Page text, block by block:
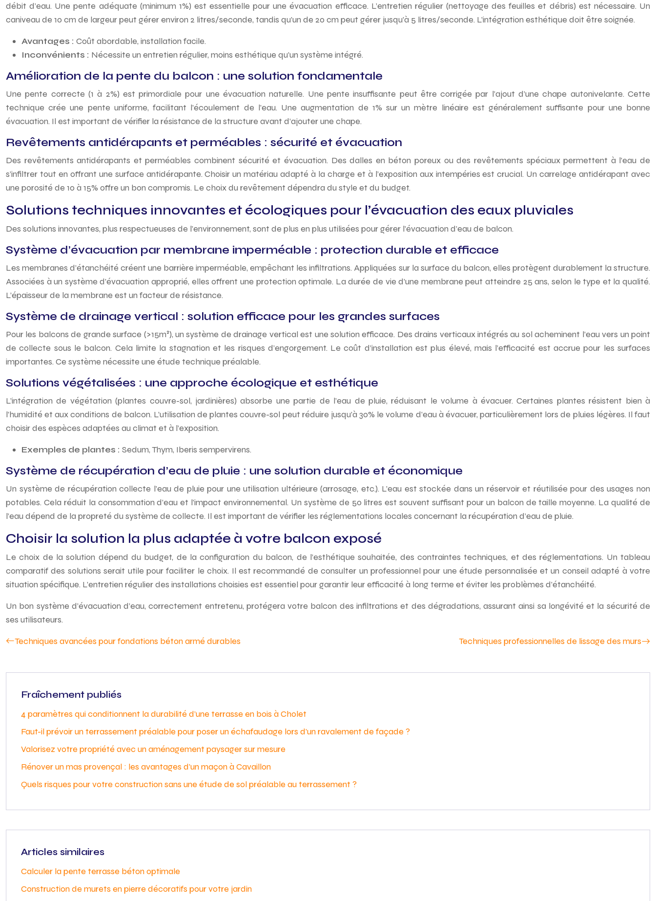
débit d’eau. Une pente adéquate (minimum 1%) est essentielle pour une évacuation efficace. L’entretien régulier (nettoyage des feuilles et débris) est nécessaire. Un
caniveau de 10 cm de largeur peut gérer environ 2 litres/seconde, tandis qu’un de 20 cm peut gérer jusqu’à 5 litres/seconde. L’intégration esthétique doit être soignée.
Avantages : Coût abordable, installation facile.
Inconvénients : Nécessite un entretien régulier, moins esthétique qu’un système intégré.
Amélioration de la pente du balcon : une solution fondamentale
Une pente correcte (1 à 2%) est primordiale pour une évacuation naturelle. Une pente insuffisante peut être corrigée par l’ajout d’une chape autonivelante. Cette
technique crée une pente uniforme, facilitant l’écoulement de l’eau. Une augmentation de 1% sur un mètre linéaire est généralement suffisante pour une bonne
évacuation. Il est important de vérifier la résistance de la structure avant d’ajouter une chape.
Revêtements antidérapants et perméables : sécurité et évacuation
Des revêtements antidérapants et perméables combinent sécurité et évacuation. Des dalles en béton poreux ou des revêtements spéciaux permettent à l’eau de
s’infiltrer tout en offrant une surface antidérapante. Choisir un matériau adapté à la charge et à l’exposition aux intempéries est crucial. Un carrelage antidérapant avec
une porosité de 10 à 15% offre un bon compromis. Le choix du revêtement dépendra du style et du budget.
Solutions techniques innovantes et écologiques pour l’évacuation des eaux pluviales
Des solutions innovantes, plus respectueuses de l’environnement, sont de plus en plus utilisées pour gérer l’évacuation d’eau de balcon.
Système d’évacuation par membrane imperméable : protection durable et efficace
Les membranes d’étanchéité créent une barrière imperméable, empêchant les infiltrations. Appliquées sur la surface du balcon, elles protègent durablement la structure.
Associées à un système d’évacuation approprié, elles offrent une protection optimale. La durée de vie d’une membrane peut atteindre 25 ans, selon le type et la qualité.
L’épaisseur de la membrane est un facteur de résistance.
Système de drainage vertical : solution efficace pour les grandes surfaces
Pour les balcons de grande surface (>15m²), un système de drainage vertical est une solution efficace. Des drains verticaux intégrés au sol acheminent l’eau vers un point
de collecte sous le balcon. Cela limite la stagnation et les risques d’engorgement. Le coût d’installation est plus élevé, mais l’efficacité est accrue pour les surfaces
importantes. Ce système nécessite une étude technique préalable.
Solutions végétalisées : une approche écologique et esthétique
L’intégration de végétation (plantes couvre-sol, jardinières) absorbe une partie de l’eau de pluie, réduisant le volume à évacuer. Certaines plantes résistent bien à
l’humidité et aux conditions de balcon. L’utilisation de plantes couvre-sol peut réduire jusqu’à 30% le volume d’eau à évacuer, particulièrement lors de pluies légères. Il faut
choisir des espèces adaptées au climat et à l’exposition.
Exemples de plantes : Sedum, Thym, Iberis sempervirens.
Système de récupération d’eau de pluie : une solution durable et économique
Un système de récupération collecte l’eau de pluie pour une utilisation ultérieure (arrosage, etc.). L’eau est stockée dans un réservoir et réutilisée pour des usages non
potables. Cela réduit la consommation d’eau et l’impact environnemental. Un système de 50 litres est souvent suffisant pour un balcon de taille moyenne. La qualité de
l’eau dépend de la propreté du système de collecte. Il est important de vérifier les réglementations locales concernant la récupération d’eau de pluie.
Choisir la solution la plus adaptée à votre balcon exposé
Le choix de la solution dépend du budget, de la configuration du balcon, de l’esthétique souhaitée, des contraintes techniques, et des réglementations. Un tableau
comparatif des solutions serait utile pour faciliter le choix. Il est recommandé de consulter un professionnel pour une étude personnalisée et un conseil adapté à votre
situation spécifique. L’entretien régulier des installations choisies est essentiel pour garantir leur efficacité à long terme et éviter les problèmes d’étanchéité.
Un bon système d’évacuation d’eau, correctement entretenu, protégera votre balcon des infiltrations et des dégradations, assurant ainsi sa longévité et la sécurité de
ses utilisateurs.
Techniques avancées pour fondations béton armé durables
Techniques professionnelles de lissage des murs
Fraîchement publiés
4 paramètres qui conditionnent la durabilité d’une terrasse en bois à Cholet
Faut-il prévoir un terrassement préalable pour poser un échafaudage lors d’un ravalement de façade ?
Valorisez votre propriété avec un aménagement paysager sur mesure
Rénover un mas provençal : les avantages d’un maçon à Cavaillon
Quels risques pour votre construction sans une étude de sol préalable au terrassement ?
Articles similaires
Calculer la pente terrasse béton optimale
Construction de murets en pierre décoratifs pour votre jardin